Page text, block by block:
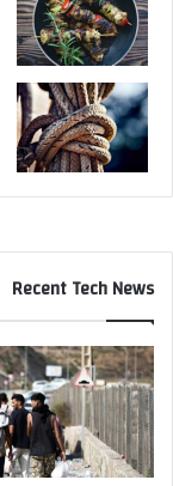
Recent Tech News